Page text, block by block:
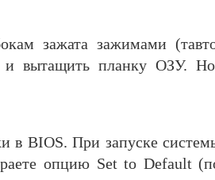
зажата зажимами
вытащить планку ОЗУ. Но
в BIOS. При запуске
опцию Set to Default